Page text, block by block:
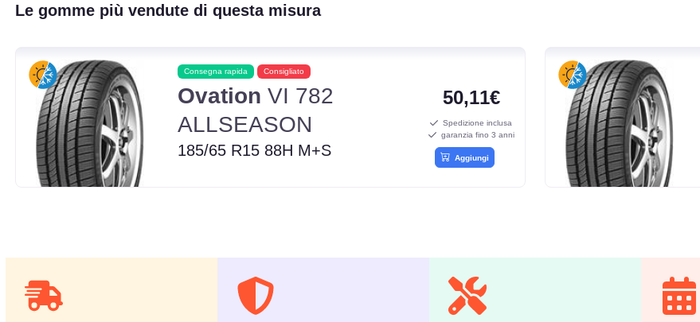
Le gomme più vendute di questa misura
Consegna rapida Consigliato
Ovation VI 782
ALLSEASON
185/65 R15 88H M+S
50,11€
Spedizione inclusa
garanzia fino 3 anni
Aggiungi